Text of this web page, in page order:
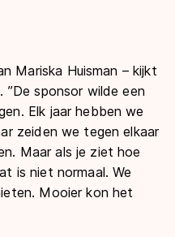
Mariska Huisman – kijkt
sponsor wilde een
Elk jaar hebben we
zeiden we tegen elkaar
Maar als je ziet hoe
is niet normaal. We
Mooier kon het